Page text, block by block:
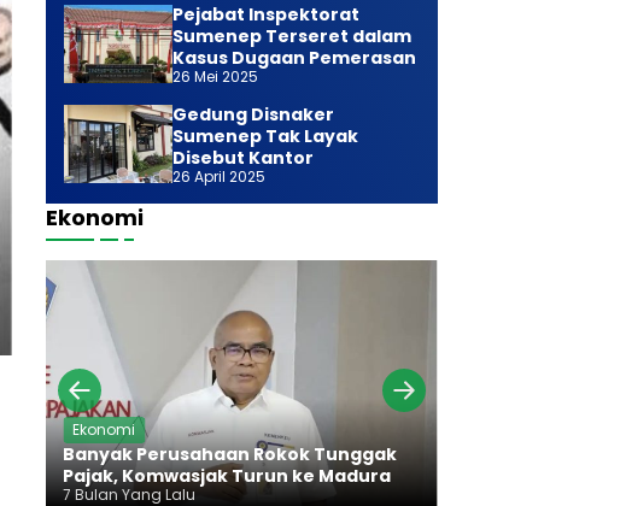
Pejabat Inspektorat
Sumenep Terseret dalam
Kasus Dugaan Pemerasan
26 Mei 2025
Gedung Disnaker
Sumenep Tak Layak
Disebut Kantor
26 April 2025
Ekonomi
Ekonomi
Banyak Perusahaan Rokok Tunggak
Pajak, Komwasjak Turun ke Madura
7 Bulan Yang Lalu